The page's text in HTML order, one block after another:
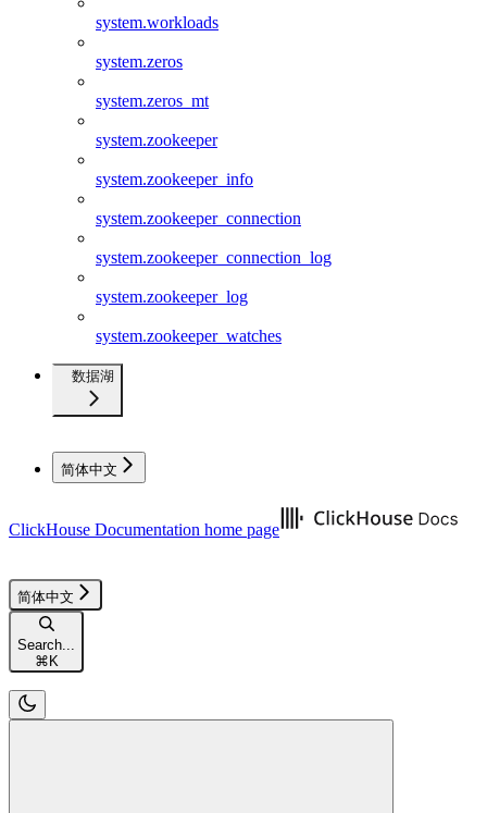
system.workloads
system.zeros
system.zeros_mt
system.zookeeper
system.zookeeper_info
system.zookeeper_connection
system.zookeeper_connection_log
system.zookeeper_log
system.zookeeper_watches
数据湖
简体中文
ClickHouse Documentation home page
简体中文
Search...
⌘K